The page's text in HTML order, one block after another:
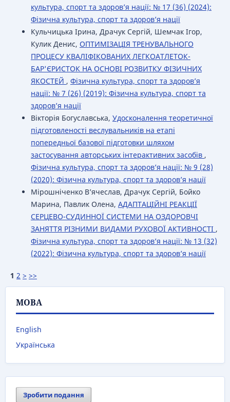
культура, спорт та здоров’я нації: № 17 (36) (2024):
Фізична культура, спорт та здоров’я нації
Кульчицька Ірина, Драчук Сергій, Шемчак Ігор,
Кулик Денис, ОПТИМІЗАЦІЯ ТРЕНУВАЛЬНОГО
ПРОЦЕСУ КВАЛІФІКОВАНИХ ЛЕГКОАТЛЕТОК-
БАР'ЄРИСТОК НА ОСНОВІ РОЗВИТКУ ФІЗИЧНИХ
ЯКОСТЕЙ , Фізична культура, спорт та здоров’я
нації: № 7 (26) (2019): Фізична культура, спорт та
здоров’я нації
Вікторія Богуславська, Удосконалення теоретичної
підготовленості веслувальників на етапі
попередньої базової підготовки шляхом
застосування авторських інтерактивних засобів ,
Фізична культура, спорт та здоров’я нації: № 9 (28)
(2020): Фізична культура, спорт та здоров’я нації
Мірошніченко В’ячеслав, Драчук Сергій, Бойко
Марина, Павлик Олена, АДАПТАЦІЙНІ РЕАКЦІЇ
СЕРЦЕВО-СУДИННОЇ СИСТЕМИ НА ОЗДОРОВЧІ
ЗАНЯТТЯ РІЗНИМИ ВИДАМИ РУХОВОЇ АКТИВНОСТІ ,
Фізична культура, спорт та здоров’я нації: № 13 (32)
(2022): Фізична культура, спорт та здоров’я нації
1 2 > >>
МОВА
English
Українська
Зробити подання